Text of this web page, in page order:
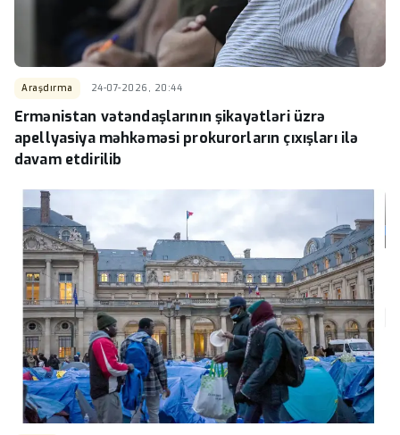
Araşdırma 24-07-2026, 20:44
Ermənistan vətəndaşlarının şikayətləri üzrə
apellyasiya məhkəməsi prokurorların çıxışları ilə
davam etdirilib